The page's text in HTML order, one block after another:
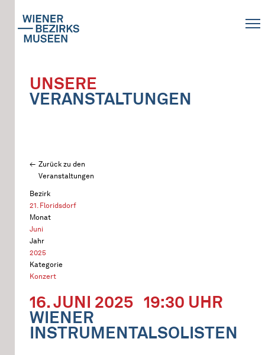
UNSERE
VERANSTALTUNGEN
Zurück zu den
Veranstaltungen
Bezirk
21. Floridsdorf
Monat
Juni
Jahr
2025
Kategorie
Konzert
16. JUNI 2025 19:30 UHR
WIENER
INSTRUMENTALSOLISTEN